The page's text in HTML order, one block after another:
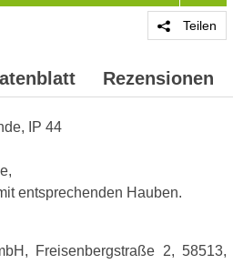
Teilen
Rezensionen
IP 44
entsprechenden Hauben.
Freisenbergstraße 2, 58513,